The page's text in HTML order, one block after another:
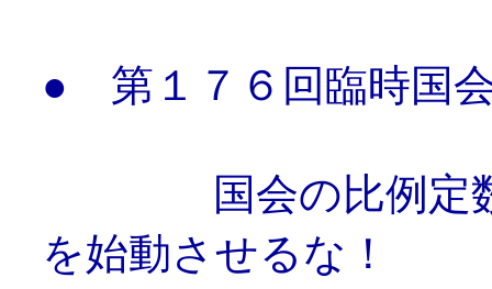
● 第１７６回臨時国
国会の比例定数
を始動させるな！